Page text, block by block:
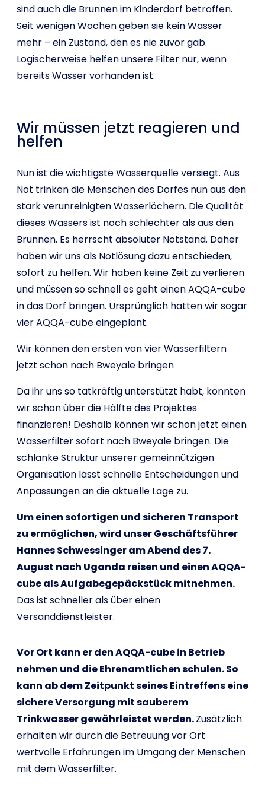
sind auch die Brunnen im Kinderdorf betroffen.
Seit wenigen Wochen geben sie kein Wasser
mehr – ein Zustand, den es nie zuvor gab.
Logischerweise helfen unsere Filter nur, wenn
bereits Wasser vorhanden ist.
Wir müssen jetzt reagieren und
helfen
Nun ist die wichtigste Wasserquelle versiegt. Aus
Not trinken die Menschen des Dorfes nun aus den
stark verunreinigten Wasserlöchern. Die Qualität
dieses Wassers ist noch schlechter als aus den
Brunnen. Es herrscht absoluter Notstand. Daher
haben wir uns als Notlösung dazu entschieden,
sofort zu helfen. Wir haben keine Zeit zu verlieren
und müssen so schnell es geht einen AQQA-cube
in das Dorf bringen. Ursprünglich hatten wir sogar
vier AQQA-cube eingeplant.
Wir können den ersten von vier Wasserfiltern
jetzt schon nach Bweyale bringen
Da ihr uns so tatkräftig unterstützt habt, konnten
wir schon über die Hälfte des Projektes
finanzieren! Deshalb können wir schon jetzt einen
Wasserfilter sofort nach Bweyale bringen. Die
schlanke Struktur unserer gemeinnützigen
Organisation lässt schnelle Entscheidungen und
Anpassungen an die aktuelle Lage zu.
Um einen sofortigen und sicheren Transport
zu ermöglichen, wird unser Geschäftsführer
Hannes Schwessinger am Abend des 7.
August nach Uganda reisen und einen AQQA-
cube als Aufgabegepäckstück mitnehmen.
Das ist schneller als über einen
Versanddienstleister.
Vor Ort kann er den AQQA-cube in Betrieb
nehmen und die Ehrenamtlichen schulen. So
kann ab dem Zeitpunkt seines Eintreffens eine
sichere Versorgung mit sauberem
Trinkwasser gewährleistet werden.Zusätzlich
erhalten wir durch die Betreuung vor Ort
wertvolle Erfahrungen im Umgang der Menschen
mit dem Wasserfilter.